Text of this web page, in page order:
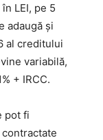
LEI, pe 5
adaugă și
al creditului
variabilă,
+ IRCC.
pot fi